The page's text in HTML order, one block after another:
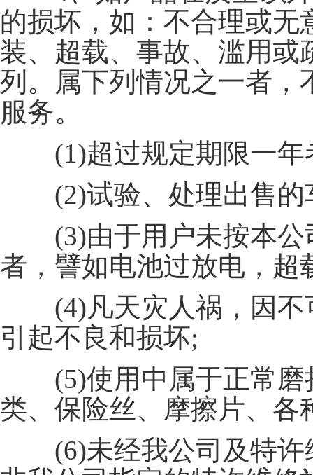
的损坏，如：不合理或
装、超载、事故、滥用或
列。属下列情况之一者，
服务。
(1)超过规定期限一年
(2)试验、处理出售的
(3)由于用户未按本公
者，譬如电池过放电，超
(4)凡天灾人祸，因不
引起不良和损坏;
(5)使用中属于正常磨
类、保险丝、摩擦片、各
(6)未经我公司及特许